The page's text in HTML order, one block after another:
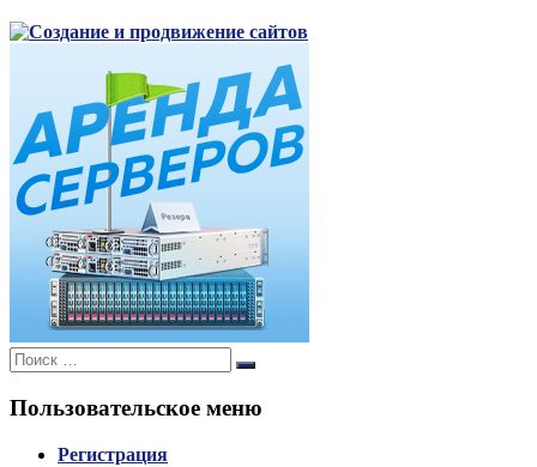
Поиск:
Поиск
Пользовательское меню
Регистрация